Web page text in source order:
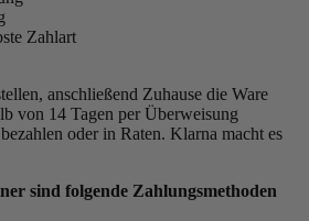
Zahlart
anschließend Zuhause die Ware
von 14 Tagen per Überweisung
oder in Raten. Klarna macht es
sind folgende Zahlungsmethoden